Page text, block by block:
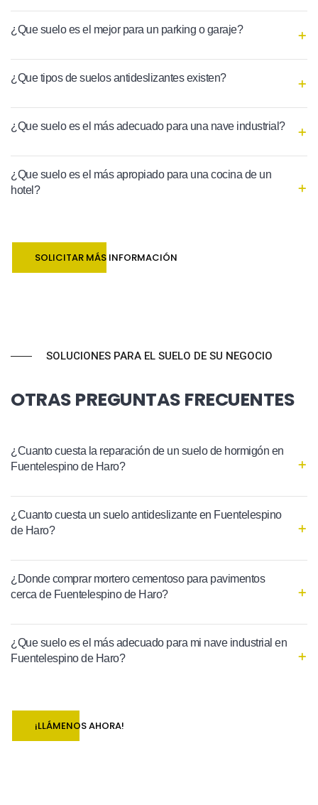
¿Que suelo es el mejor para un parking o garaje?
¿Que tipos de suelos antideslizantes existen?
¿Que suelo es el más adecuado para una nave industrial?
¿Que suelo es el más apropiado para una cocina de un
hotel?
SOLICITAR MÁS INFORMACIÓN
SOLUCIONES PARA EL SUELO DE SU NEGOCIO
OTRAS PREGUNTAS FRECUENTES
¿Cuanto cuesta la reparación de un suelo de hormigón en
Fuentelespino de Haro?
¿Cuanto cuesta un suelo antideslizante en Fuentelespino
de Haro?
¿Donde comprar mortero cementoso para pavimentos
cerca de Fuentelespino de Haro?
¿Que suelo es el más adecuado para mi nave industrial en
Fuentelespino de Haro?
¡LLÁMENOS AHORA!